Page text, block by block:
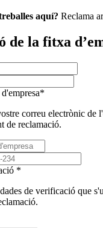
aquí? Reclama
de la fitxa
*
correu electrònic de
de reclamació.
*
de verificació que